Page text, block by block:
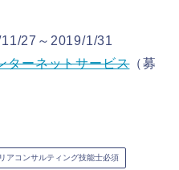
27～2019/1/31
ターネットサービス（募
アコンサルティング技能士必須